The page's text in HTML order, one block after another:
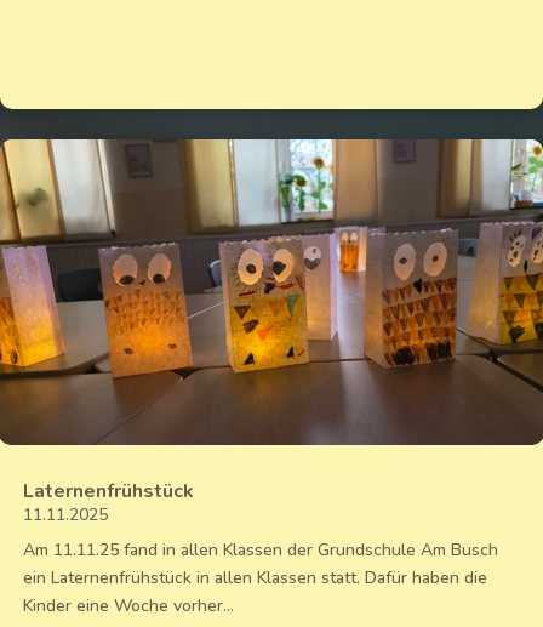
Laternenfrühstück
11.11.2025
Am 11.11.25 fand in allen Klassen der Grundschule Am Busch
ein Laternenfrühstück in allen Klassen statt. Dafür haben die
Kinder eine Woche vorher...